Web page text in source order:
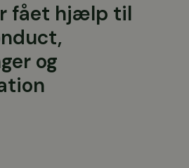
fået hjælp til
og